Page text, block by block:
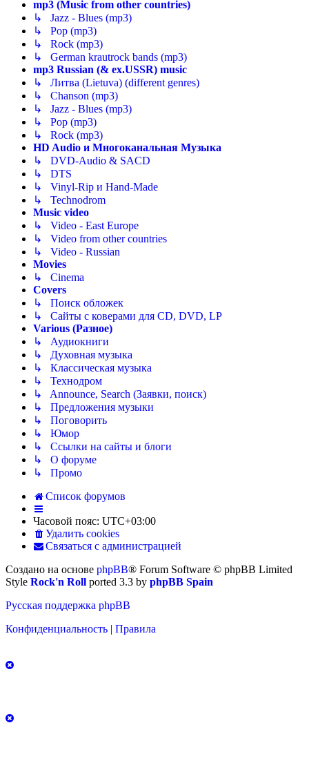
mp3 (Music from other countries)
↳ Jazz - Blues (mp3)
↳ Pop (mp3)
↳ Rock (mp3)
↳ German krautrock bands (mp3)
mp3 Russian (& ex.USSR) music
↳ Литва (Lietuva) (different genres)
↳ Chanson (mp3)
↳ Jazz - Blues (mp3)
↳ Pop (mp3)
↳ Rock (mp3)
HD Audio и Многоканальная Музыка
↳ DVD-Audio & SACD
↳ DTS
↳ Vinyl-Rip и Hand-Made
↳ Technodrom
Music video
↳ Video - East Europe
↳ Video from other countries
↳ Video - Russian
Movies
↳ Cinema
Covers
↳ Поиск обложек
↳ Сайты с коверами для CD, DVD, LP
Various (Разное)
↳ Аудиокниги
↳ Духовная музыка
↳ Классическая музыка
↳ Технодром
↳ Announce, Search (Заявки, поиск)
↳ Предложения музыки
↳ Поговорить
↳ Юмор
↳ Ссылки на сайты и блоги
↳ О форуме
↳ Промо
Список форумов
Часовой пояс: UTC+03:00
Удалить cookies
Связаться с администрацией
Создано на основе phpBB® Forum Software © phpBB Limited
Style Rock'n Roll ported 3.3 by phpBB Spain
Русская поддержка phpBB
Конфиденциальность | Правила